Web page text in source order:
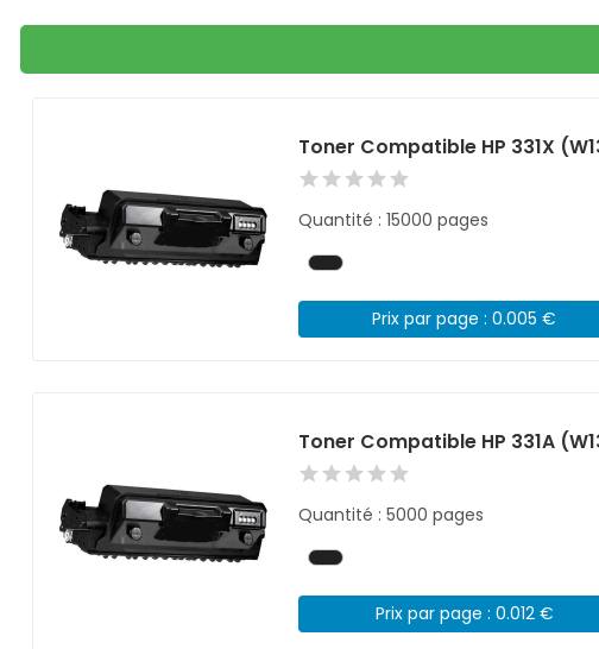
Toner Compatible HP 331X
Quantité : 15000 pages
Prix par page : 0.005 €
Toner Compatible HP 331A
Quantité : 5000 pages
Prix par page : 0.012 €